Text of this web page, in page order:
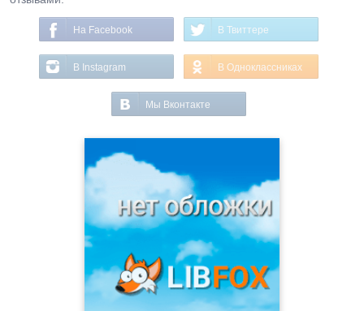
На Facebook В Твиттере
В Instagram В Одноклассниках
Мы Вконтакте